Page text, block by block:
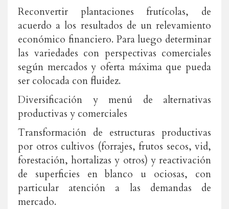
Reconvertir plantaciones frutícolas, de
acuerdo a los resultados de un relevamiento
económico financiero. Para luego determinar
las variedades con perspectivas comerciales
según mercados y oferta máxima que pueda
ser colocada con fluidez.
Diversificación y menú de alternativas
productivas y comerciales
Transformación de estructuras productivas
por otros cultivos (forrajes, frutos secos, vid,
forestación, hortalizas y otros) y reactivación
de superficies en blanco u ociosas, con
particular atención a las demandas de
mercado.